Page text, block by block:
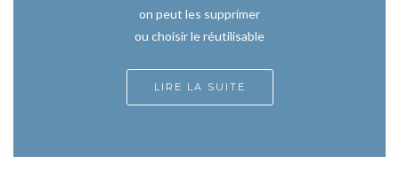
on peut les supprimer
ou choisir le réutilisable
LIRE LA SUITE